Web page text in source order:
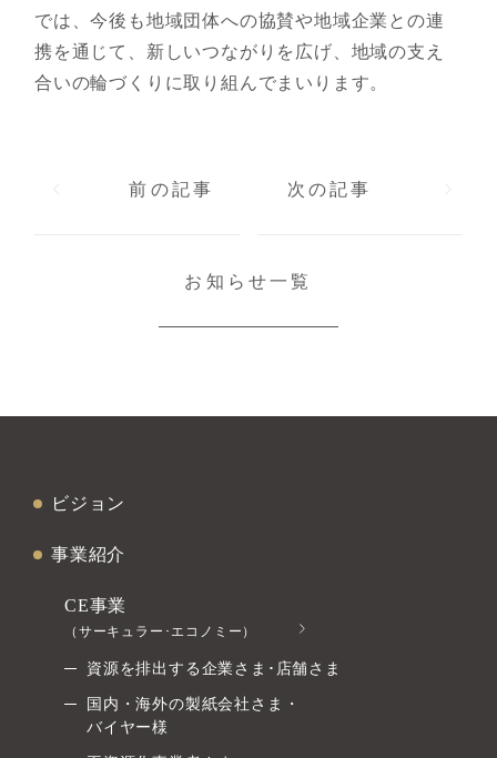
では、今後も地域団体への協賛や地域企業との連
携を通じて、新しいつながりを広げ、地域の支え
合いの輪づくりに取り組んでまいります。
前の記事 次の記事
お知らせ一覧
ビジョン
事業紹介
CE事業
（サーキュラー･エコノミー）
資源を排出する企業さま･店舗さま
国内・海外の製紙会社さま・
バイヤー様